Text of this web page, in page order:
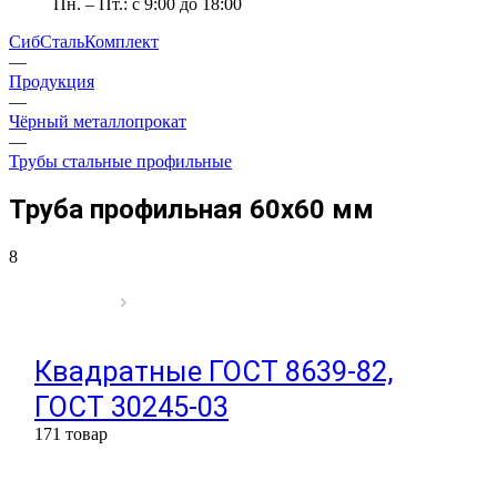
Пн. – Пт.: с 9:00 до 18:00
СибСтальКомплект
—
Продукция
—
Чёрный металлопрокат
—
Трубы стальные профильные
Труба профильная 60х60 мм
8
Квадратные ГОСТ 8639-82,
ГОСТ 30245-03
171 товар